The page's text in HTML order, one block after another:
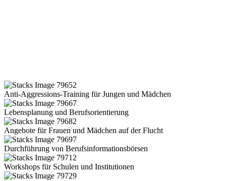
Anti-Aggressions-Training für Jungen und Mädchen
Lebensplanung und Berufsorientierung
Angebote für Frauen und Mädchen auf der Flucht
Durchführung von Berufsinformationsbörsen
Workshops für Schulen und Institutionen